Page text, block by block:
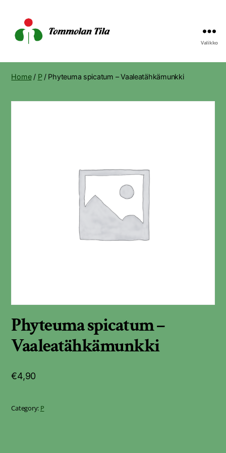
Tila
Valikko
Home/ P/ Phyteuma spicatum – Vaaleatähkämunkki
Phyteuma spicatum –
Vaaleatähkämunkki
€4,90
Category: P